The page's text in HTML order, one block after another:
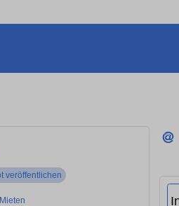
veröffentlichen